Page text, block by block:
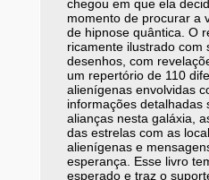
chegou em que ela
momento de procurar a
de hipnose quântica. O
ricamente ilustrado com
desenhos, com
um repertório de 110
alienígenas envolvidas
informações detalhadas
alianças nesta galáxia,
das estrelas com as
alienígenas e
esperança. Esse livro
esperado e traz o